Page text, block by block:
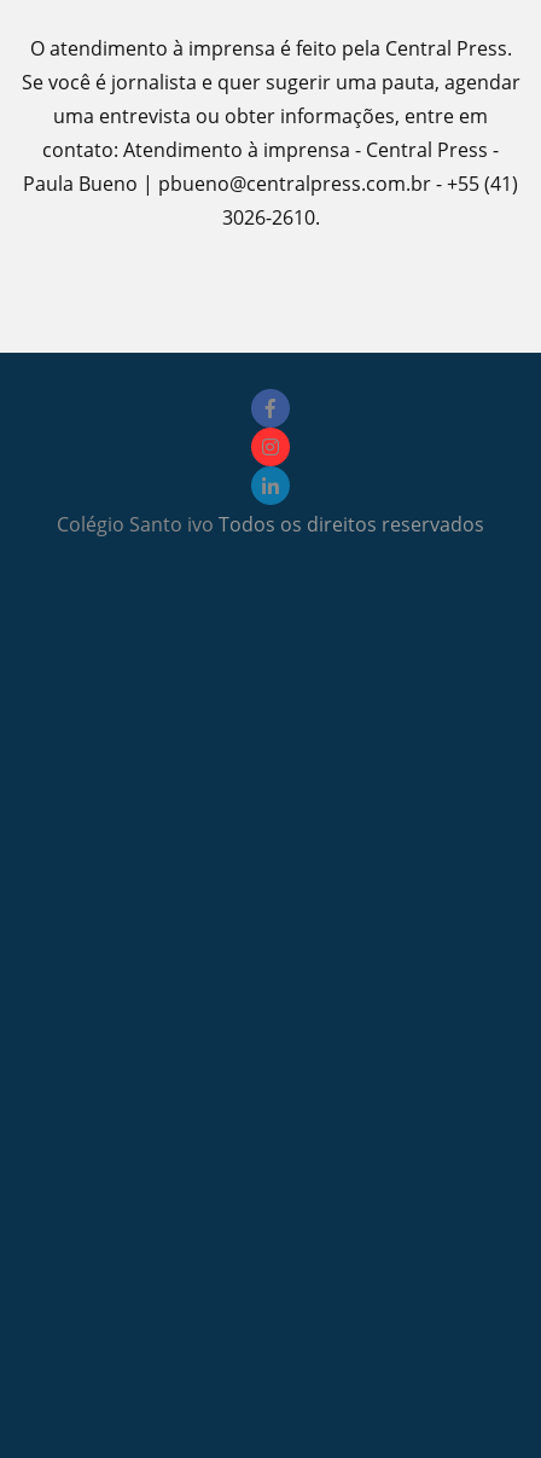
O atendimento à imprensa é feito pela Central Press.
Se você é jornalista e quer sugerir uma pauta, agendar
uma entrevista ou obter informações, entre em
contato: Atendimento à imprensa - Central Press -
Paula Bueno | pbueno@centralpress.com.br - +55 (41)
3026-2610.
Colégio Santo ivo Todos os direitos reservados